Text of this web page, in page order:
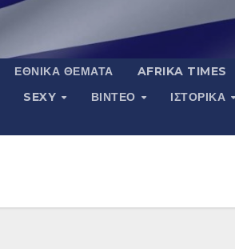
ΕΘΝΙΚΆ ΘΈΜΑΤΑ AFRIKA TIMES
SEXY ΒΙΝΤΕΟ
ΙΣΤΟΡΙΚΆ